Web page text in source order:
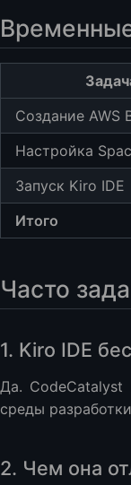
Создание AWS
Настройка
Запуск Kiro IDE
Итого
Часто
1. Kiro IDE
Да. CodeCatalyst
среды
2. Чем она